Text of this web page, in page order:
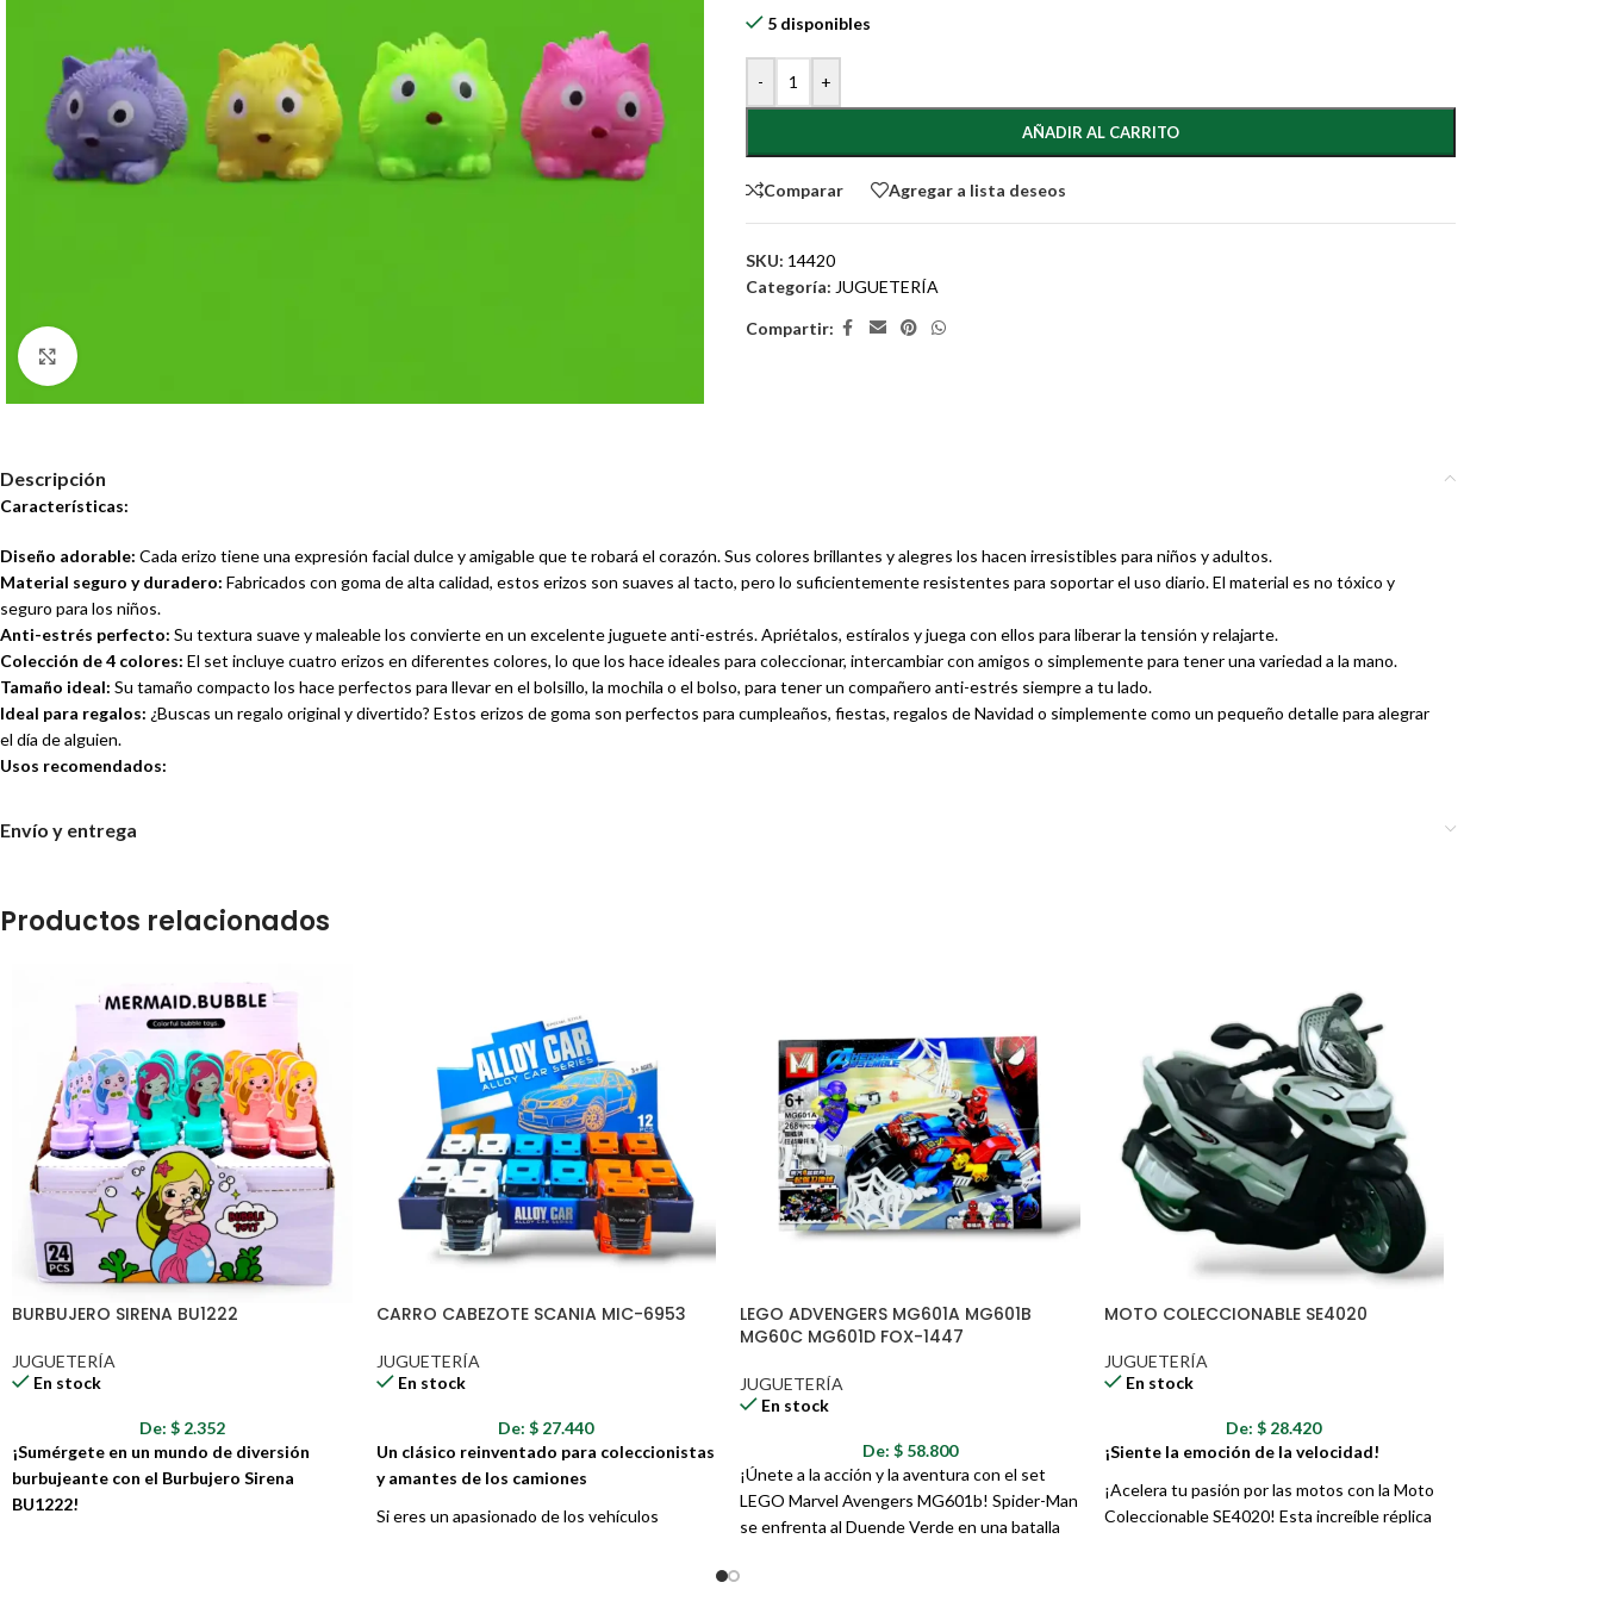
5 disponibles
- +
AÑADIR AL CARRITO
Comparar Agregar a lista deseos
SKU: 14420
Categoría: JUGUETERÍA
Compartir:
Descripción
Características:
Diseño adorable: Cada erizo tiene una expresión facial dulce y amigable que te robará el corazón. Sus colores brillantes y alegres los hacen irresistibles para niños y adultos.
Material seguro y duradero: Fabricados con goma de alta calidad, estos erizos son suaves al tacto, pero lo suficientemente resistentes para soportar el uso diario. El material es no tóxico y
seguro para los niños.
Anti-estrés perfecto: Su textura suave y maleable los convierte en un excelente juguete anti-estrés. Apriétalos, estíralos y juega con ellos para liberar la tensión y relajarte.
Colección de 4 colores: El set incluye cuatro erizos en diferentes colores, lo que los hace ideales para coleccionar, intercambiar con amigos o simplemente para tener una variedad a la mano.
Tamaño ideal: Su tamaño compacto los hace perfectos para llevar en el bolsillo, la mochila o el bolso, para tener un compañero anti-estrés siempre a tu lado.
Ideal para regalos: ¿Buscas un regalo original y divertido? Estos erizos de goma son perfectos para cumpleaños, fiestas, regalos de Navidad o simplemente como un pequeño detalle para alegrar
el día de alguien.
Usos recomendados:
Elemento decorativo para escritorios, estanterías o habitaciones.
Compañero de viaje para aliviar el estrés en trayectos largos.
Material: Goma no tóxica.
Colores: Morado, amarillo, verde y rosa.
¡No esperes más y añade un toque de alegría a tu vida con estos adorables erizos de goma anti-estrés!
Envío y entrega
Productos relacionados
BURBUJERO SIRENA BU1222
JUGUETERÍA
En stock
De: $2.352
¡Sumérgete en un mundo de diversión
burbujeante con el Burbujero Sirena
BU1222!
CARRO CABEZOTE SCANIA MIC-6953
JUGUETERÍA
En stock
De:$ 27.440
Un clásico reinventado para coleccionistas
y amantes de los camiones
Si eres un apasionado de los vehículos
LEGO ADVENGERS MG601A MG601B
MG60C MG601D FOX-1447
JUGUETERÍA
En stock
De: $58.800
¡Únete a la acción y la aventura con el set
LEGO Marvel Avengers MG601b! Spider-Man
se enfrenta al Duende Verde en una batalla
MOTO COLECCIONABLE SE4020
JUGUETERÍA
En stock
De:$ 28.420
¡Siente la emoción de la velocidad!
¡Acelera tu pasión por las motos con la Moto
Coleccionable SE4020! Esta increíble réplica